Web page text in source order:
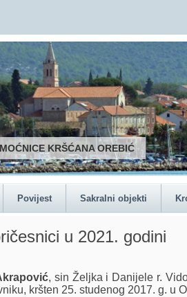
Povijest Sakralni objekti
u 2021. godini
, sin Željka i Danijele r.
kršten 25. studenog 2017. g. u